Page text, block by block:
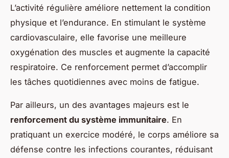
L’activité régulière améliore nettement la condition
physique et l’endurance. En stimulant le système
cardiovasculaire, elle favorise une meilleure
oxygénation des muscles et augmente la capacité
respiratoire. Ce renforcement permet d’accomplir
les tâches quotidiennes avec moins de fatigue.
Par ailleurs, un des avantages majeurs est le
renforcement du système immunitaire. En
pratiquant un exercice modéré, le corps améliore sa
défense contre les infections courantes, réduisant